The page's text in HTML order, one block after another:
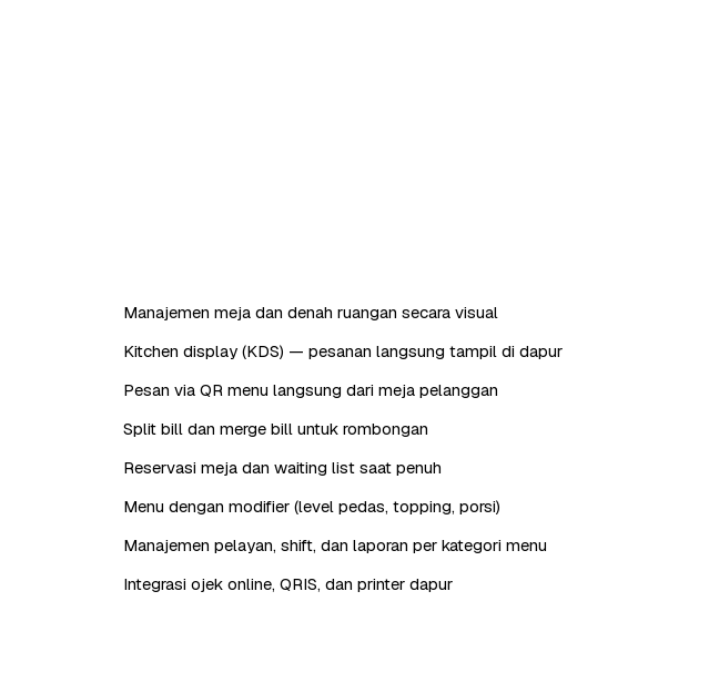
Manajemen meja dan denah ruangan secara visual
Kitchen display (KDS) — pesanan langsung tampil di dapur
Pesan via QR menu langsung dari meja pelanggan
Split bill dan merge bill untuk rombongan
Reservasi meja dan waiting list saat penuh
Menu dengan modifier (level pedas, topping, porsi)
Manajemen pelayan, shift, dan laporan per kategori menu
Integrasi ojek online, QRIS, dan printer dapur